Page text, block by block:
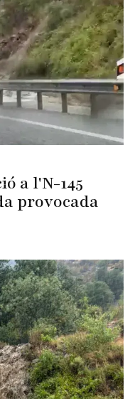
a l'N-145
provocada